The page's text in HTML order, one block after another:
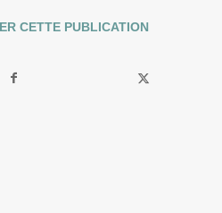
CETTE PUBLICATION